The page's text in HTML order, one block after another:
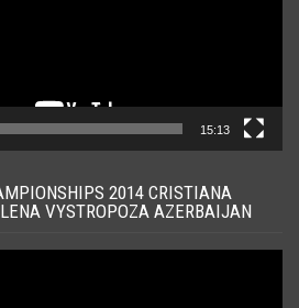
15:13
2014 CRISTIANA
VYSTROPOZA AZERBAIJAN